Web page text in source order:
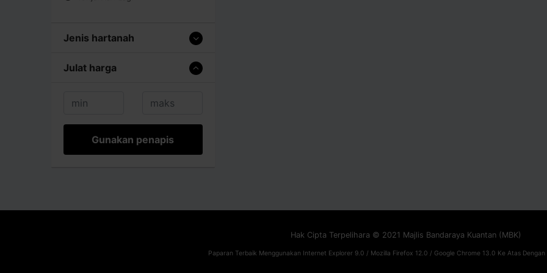
Jenis hartanah
Julat harga
Gunakan penapis
Hak Cipta Terpelihara © 2021 Majlis Bandaraya Kuantan (MBK)
Paparan Terbaik Menggunakan Internet Explorer 9.0 / Mozilla Firefox 12.0 / Google Chrome 13.0 Ke Atas